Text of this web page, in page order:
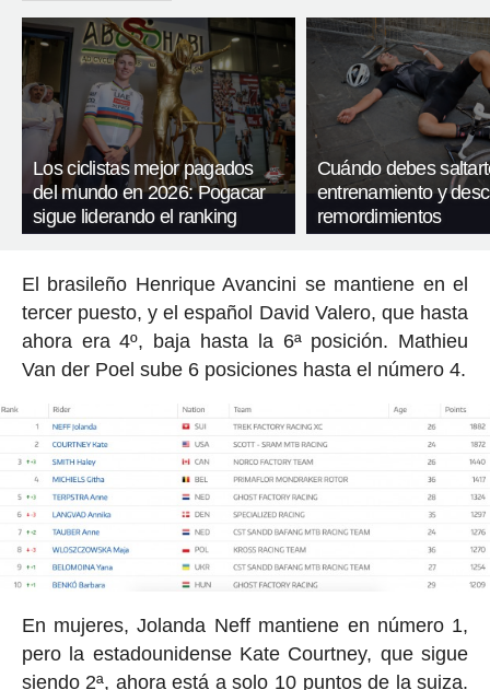
Los ciclistas mejor pagados
del mundo en 2026: Pogacar
sigue liderando el ranking
Cuándo debes
entrenamiento y
remordimientos
El brasileño Henrique Avancini se mantiene en el
tercer puesto, y el español David Valero, que hasta
ahora era 4º, baja hasta la 6ª posición. Mathieu
Van der Poel sube 6 posiciones hasta el número 4.
En mujeres, Jolanda Neff mantiene en número 1,
pero la estadounidense Kate Courtney, que sigue
siendo 2ª, ahora está a solo 10 puntos de la suiza.